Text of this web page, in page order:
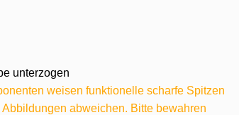
unterzogen
weisen funktionelle scharfe Spitzen
abweichen. Bitte bewahren